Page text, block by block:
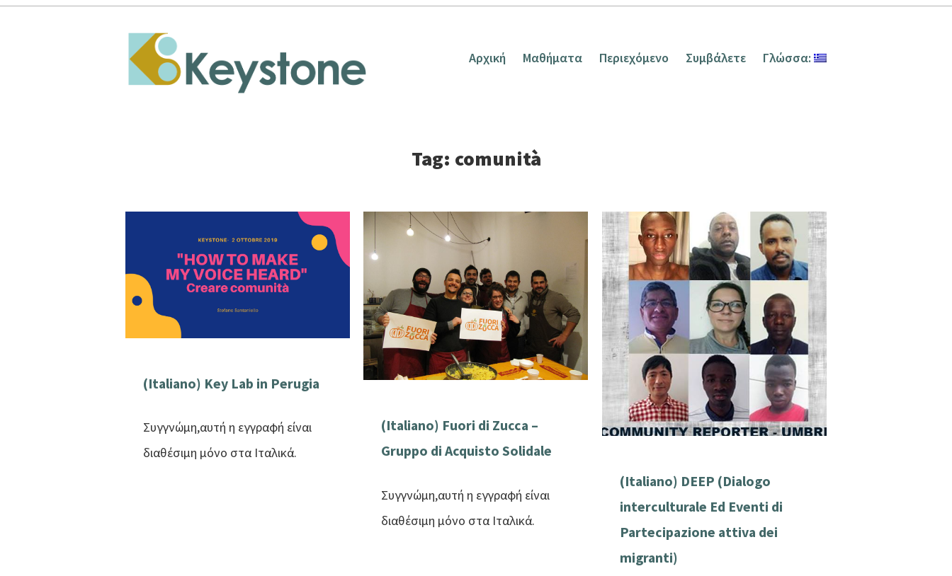
Αρχική Μαθήματα Περιεχόμενο Συμβάλετε Γλώσσα:
Tag: comunità
(Italiano) Key Lab in Perugia
Συγγνώμη,αυτή η εγγραφή είναι
διαθέσιμη μόνο στα Ιταλικά.
(Italiano) Fuori di Zucca –
Gruppo di Acquisto Solidale
Συγγνώμη,αυτή η εγγραφή είναι
διαθέσιμη μόνο στα Ιταλικά.
(Italiano) DEEP (Dialogo
interculturale Ed Eventi di
Partecipazione attiva dei
migranti)